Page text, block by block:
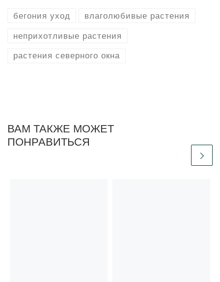
бегония уход влаголюбивые растения
неприхотливые растения
растения северного окна
ВАМ ТАКЖЕ МОЖЕТ
ПОНРАВИТЬСЯ